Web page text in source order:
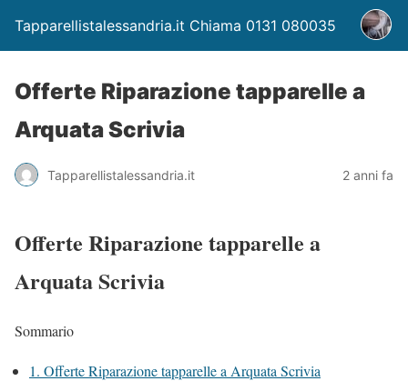
Tapparellistalessandria.it Chiama 0131 080035
Offerte Riparazione tapparelle a
Arquata Scrivia
Tapparellistalessandria.it 2 anni fa
Offerte Riparazione tapparelle a
Arquata Scrivia
Sommario
1. Offerte Riparazione tapparelle a Arquata Scrivia